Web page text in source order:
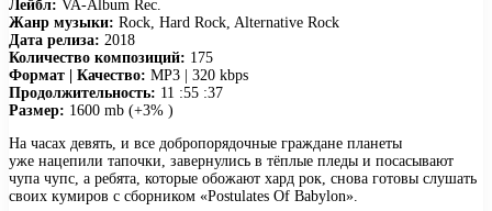
Лейбл: VA-Album Rec.
Жанр музыки: Rock, Hard Rock, Alternative Rock
Дата релиза: 2018
Количество композиций: 175
Формат | Качество: MP3 | 320 kbps
Продолжительность: 11 :55 :37
Размер: 1600 mb (+3% )
На часах девять, и все добропорядочные граждане планеты
уже нацепили тапочки, завернулись в тёплые пледы и посасывают
чупа чупс, а ребята, которые обожают хард рок, снова готовы слушать
своих кумиров с сборником «Postulates Of Babylon».